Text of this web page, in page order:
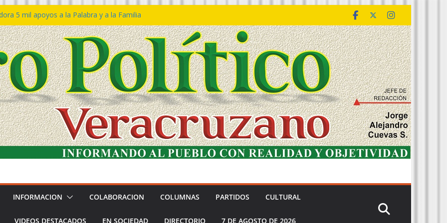
5 mil apoyos a la Palabra y a la Familia
Declaraciones de Procedencia en contra
𝙂𝙤𝙗𝙞𝙚𝙧𝙣𝙤 𝙙𝙚𝙡 𝙀𝙨𝙩𝙖𝙙𝙤 𝙖 𝙙𝙞𝙨𝙛𝙧𝙪𝙩𝙖𝙧
𝙙𝙚𝙡 𝙈𝙖𝙧 𝙚𝙣 𝘾𝙤𝙖𝙩𝙯𝙖𝙘𝙤𝙖𝙡𝙘𝙤𝙨
de policías con vocación de servicio y
SSP
Bravo rechaza acusaciones y asegura que
solicitud de desafuero
INFORMACION COLABORACION COLUMNAS PARTIDOS CULTURAL
VIDEOS DESTACADOS EN SOCIEDAD DIRECTORIO 7 DE AGOSTO DE 2026